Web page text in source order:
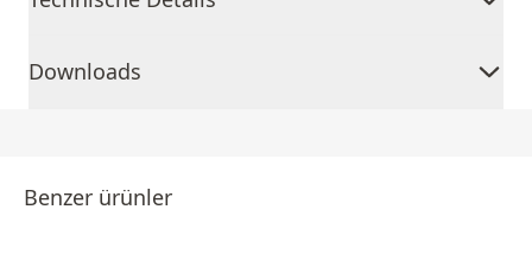
Downloads
Benzer ürünler